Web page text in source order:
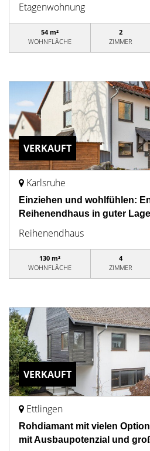
Etagenwohnung
54 m²
WOHNFLÄCHE
2
ZIMMER
VERKAUFT
Karlsruhe
Einziehen und wohlfühlen:
Reihenendhaus in guter
Reihenendhaus
130 m²
WOHNFLÄCHE
4
ZIMMER
VERKAUFT
Ettlingen
Rohdiamant mit vielen
mit Ausbaupotenzial und